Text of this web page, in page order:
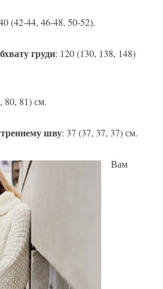
(42-44, 46-48, 50-52).
груди: 120 (130, 138, 148)
80, 81) см.
шву: 37 (37, 37, 37) см.
Вам